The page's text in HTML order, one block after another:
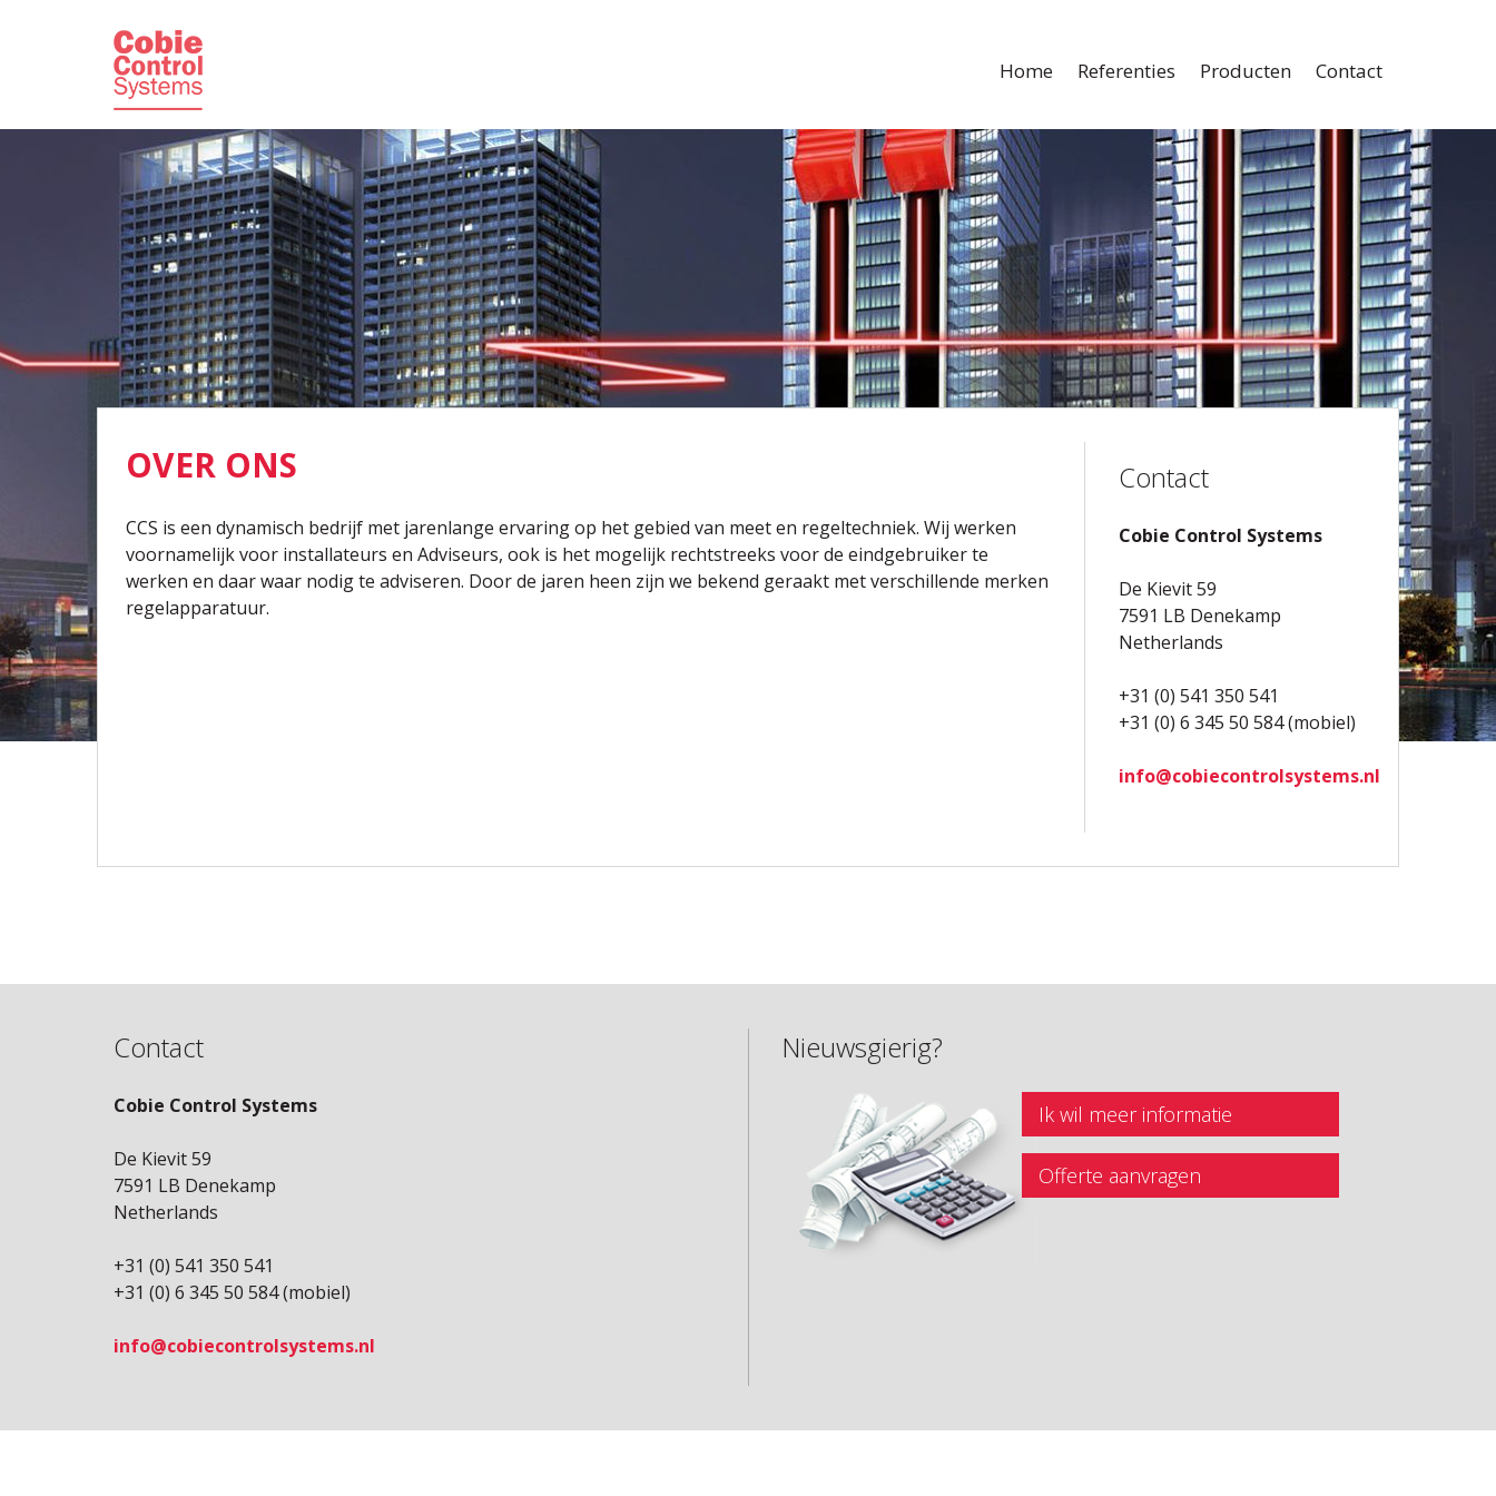
Home Referenties Producten Contact
OVER ONS
CCS is een dynamisch bedrijf met jarenlange ervaring op het gebied van meet en regeltechniek. Wij werken
voornamelijk voor installateurs en Adviseurs, ook is het mogelijk rechtstreeks voor de eindgebruiker te
werken en daar waar nodig te adviseren. Door de jaren heen zijn we bekend geraakt met verschillende merken
regelapparatuur.
Contact
Cobie Control Systems
De Kievit 59
7591 LB Denekamp
Netherlands
+31 (0) 541 350 541
+31 (0) 6 345 50 584 (mobiel)
info@cobiecontrolsystems.nl
Contact
Cobie Control Systems
De Kievit 59
7591 LB Denekamp
Netherlands
+31 (0) 541 350 541
+31 (0) 6 345 50 584 (mobiel)
info@cobiecontrolsystems.nl
Nieuwsgierig?
Ik wil meer informatie
Offerte aanvragen